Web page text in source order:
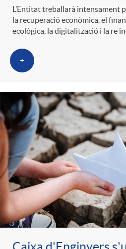
L’Entitat treballarà intensament
la recuperació econòmica, el
ecològica, la digitalització i la re
+